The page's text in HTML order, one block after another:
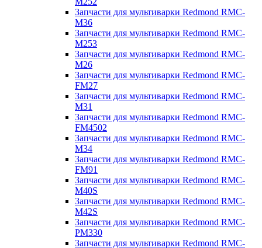
Запчасти для мультиварки Redmond RMC-
M36
Запчасти для мультиварки Redmond RMC-
M253
Запчасти для мультиварки Redmond RMC-
M26
Запчасти для мультиварки Redmond RMC-
FM27
Запчасти для мультиварки Redmond RMC-
M31
Запчасти для мультиварки Redmond RMC-
FM4502
Запчасти для мультиварки Redmond RMC-
M34
Запчасти для мультиварки Redmond RMC-
FM91
Запчасти для мультиварки Redmond RMC-
M40S
Запчасти для мультиварки Redmond RMC-
M42S
Запчасти для мультиварки Redmond RMC-
PM330
Запчасти для мультиварки Redmond RMC-